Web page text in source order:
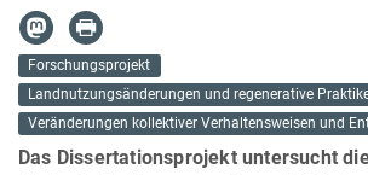
Forschungsprojekt
Landnutzungsänderungen und regenerative
Veränderungen kollektiver Verhaltensweisen und
Das Dissertationsprojekt untersucht